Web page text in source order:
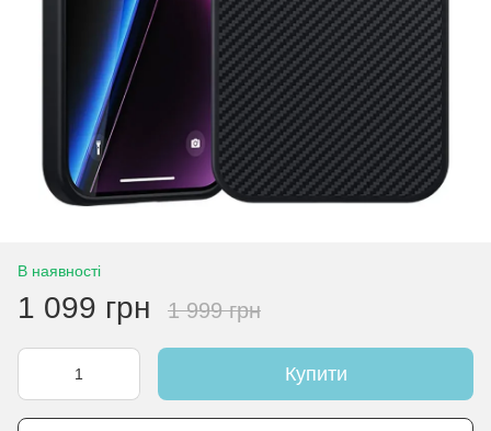
В наявності
1 099 грн 1 999 грн
Купити